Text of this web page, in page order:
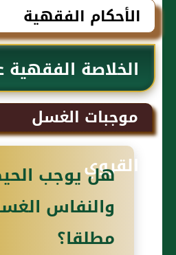
الأحكام الفقهية
الخلاصة
السادة المالكية
القروي
موجبات الغسل
هل يوجب
والنفاس
مطلقا؟